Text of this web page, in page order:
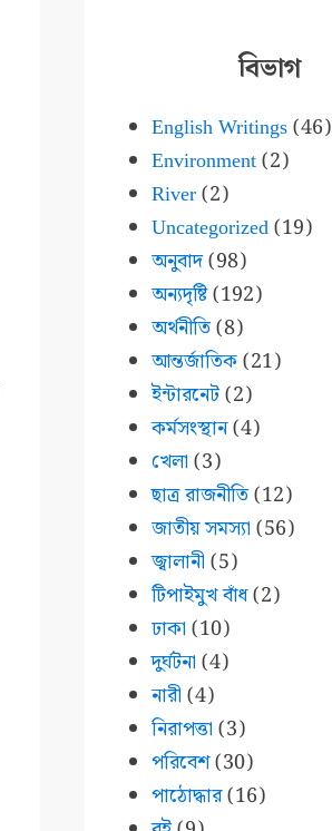
বিভাগ
English Writings(46)
Environment(2)
River(2)
Uncategorized(19)
অনুবাদ(98)
অন্যদৃষ্টি(192)
অর্থনীতি(8)
আন্তর্জাতিক(21)
ইন্টারনেট(2)
কর্মসংস্থান(4)
খেলা (3)
ছাত্র রাজনীতি(12)
জাতীয় সমস্যা (56)
জ্বালানী (5)
টিপাইমুখ বাঁধ(2)
ঢাকা (10)
দুর্ঘটনা (4)
নারী (4)
নিরাপত্তা (3)
পরিবেশ(30)
পাঠোদ্ধার(16)